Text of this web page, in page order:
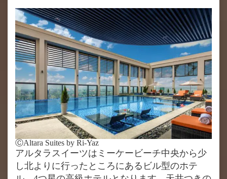
ⒸAltara Suites by Ri-Yaz
アルタラスイーツはミーケービーチ中央から少
し北よりに行ったところにあるビル型のホテ